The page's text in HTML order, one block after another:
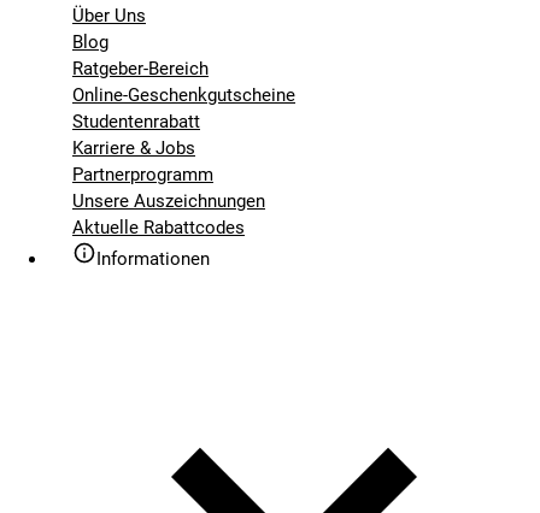
Über Uns
Blog
Ratgeber-Bereich
Online-Geschenkgutscheine
Studentenrabatt
Karriere & Jobs
Partnerprogramm
Unsere Auszeichnungen
Aktuelle Rabattcodes
Informationen